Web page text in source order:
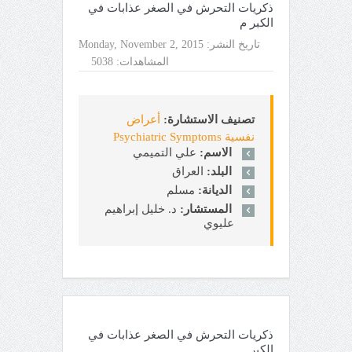
ذكريات التحرش في الصغر عذابات في
الكبر م
تاريخ النشر: Monday, November 2, 2015
المشاهدات: 5038
تصنيف الاستشارة: أعراض
نفسية Psychiatric Symptoms
الاسم: علي التميمي
البلد: العراق
الديانة: مسلم
المستشار: د. خليل إبراهيم
عليوي
ذكريات التحرش في الصغر عذابات في
الكبر